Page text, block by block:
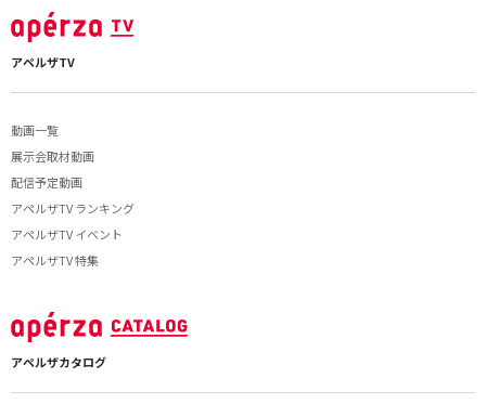
アペルザTV
動画一覧
展示会取材動画
配信予定動画
アペルザTV ランキング
アペルザTV イベント
アペルザTV 特集
アペルザカタログ